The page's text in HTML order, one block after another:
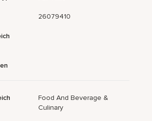
26079410
Food And Beverage &
Culinary